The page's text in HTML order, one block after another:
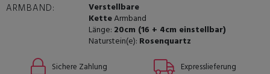
ARMBAND:
Verstellbare
KetteArmband
Länge: 20cm (16 + 4cm einstellbar)
Naturstein(e): Rosenquartz
Sichere Zahlung Expresslieferung